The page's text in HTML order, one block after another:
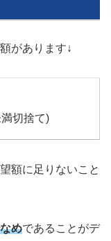
があります↓
切捨て)
額に足りないこと
めであることがデ